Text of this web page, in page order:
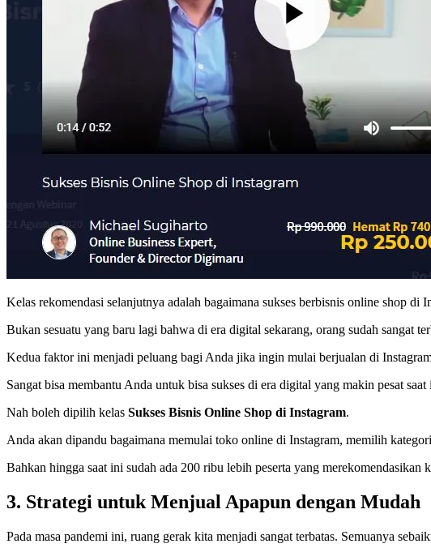
Kelas rekomendasi selanjutnya adalah bagaimana sukses berbisnis online shop di
Bukan sesuatu yang baru lagi bahwa di era digital sekarang, orang sudah sangat
Kedua faktor ini menjadi peluang bagi Anda jika ingin mulai berjualan di
Sangat bisa membantu Anda untuk bisa sukses di era digital yang makin pesat saat
Nah boleh dipilih kelas Sukses Bisnis Online Shop di Instagram.
Anda akan dipandu bagaimana memulai toko online di Instagram, memilih
Bahkan hingga saat ini sudah ada 200 ribu lebih peserta yang merekomendasikan
3. Strategi untuk Menjual Apapun dengan Mudah
Pada masa pandemi ini, ruang gerak kita menjadi sangat terbatas. Semuanya